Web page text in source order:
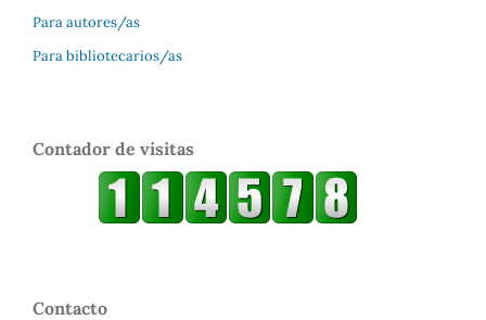
Para autores/as
Para bibliotecarios/as
Contador de visitas
Contacto